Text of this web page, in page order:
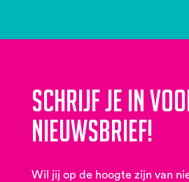
Schrijf je in
nieuwsbrief!
Wil jij op de hoogte zijn van